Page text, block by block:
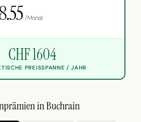
/Monat
CHF 1604
PREISSPANNE / JAHR
in Buchrain